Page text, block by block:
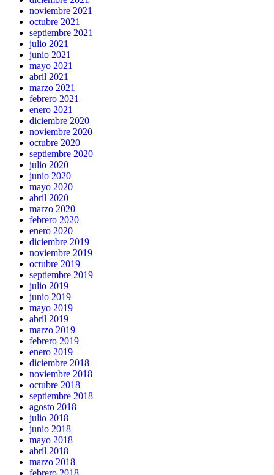
noviembre 2021
octubre 2021
septiembre 2021
julio 2021
junio 2021
mayo 2021
abril 2021
marzo 2021
febrero 2021
enero 2021
diciembre 2020
noviembre 2020
octubre 2020
septiembre 2020
julio 2020
junio 2020
mayo 2020
abril 2020
marzo 2020
febrero 2020
enero 2020
diciembre 2019
noviembre 2019
octubre 2019
septiembre 2019
julio 2019
junio 2019
mayo 2019
abril 2019
marzo 2019
febrero 2019
enero 2019
diciembre 2018
noviembre 2018
octubre 2018
septiembre 2018
agosto 2018
julio 2018
junio 2018
mayo 2018
abril 2018
marzo 2018
febrero 2018